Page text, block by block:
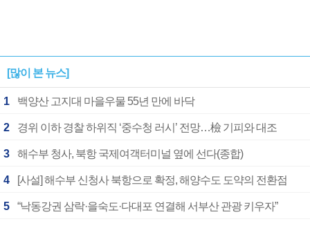
[많이 본 뉴스]
1 백양산 고지대 마을우물 55년 만에 바닥
2 경위 이하 경찰 하위직 ‘중수청 러시’ 전망…檢 기피와 대조
3 해수부 청사, 북항 국제여객터미널 옆에 선다(종합)
4 [사설] 해수부 신청사 북항으로 확정, 해양수도 도약의 전환점
5 “낙동강권 삼락·을숙도·다대포 연결해 서부산 관광 키우자”